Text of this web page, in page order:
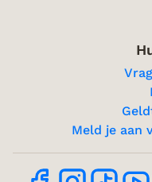
Meld je aan